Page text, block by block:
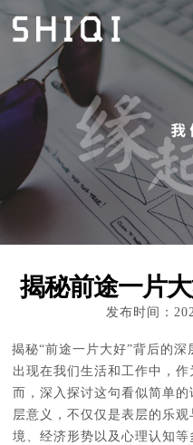
揭秘前途一片
发布时间：
揭秘“前途一片大好”背后的
出现在我们生活和工作中，
而，深入探讨这句看似简单
层意义，不仅仅是表层的乐
境、经济形势以及心理认知